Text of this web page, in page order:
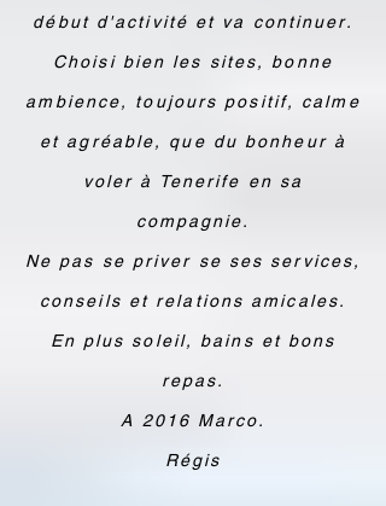
début d'activité et va continuer.
Choisi bien les sites, bonne
ambience, toujours positif, calme
et agréable, que du bonheur à
voler à Tenerife en sa
compagnie.
Ne pas se priver se ses services,
conseils et relations amicales.
En plus soleil, bains et bons
repas.
A 2016 Marco.
Régis